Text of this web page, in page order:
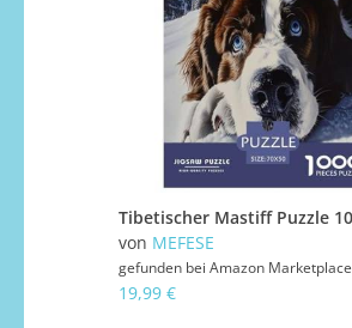
von MEFESE
gefunden bei Amazon Marketplace
19,99 €